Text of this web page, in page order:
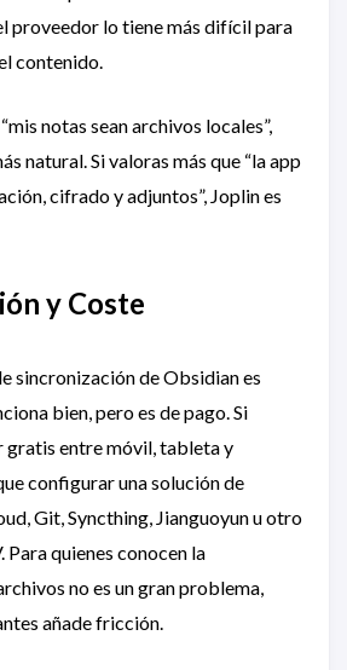
proveedor lo tiene más difícil para
contenido.
notas sean archivos locales”,
natural. Si valoras más que “la app
cifrado y adjuntos”, Joplin es
y Coste
sincronización de Obsidian es
bien, pero es de pago. Si
gratis entre móvil, tableta y
configurar una solución de
Git, Syncthing, Jianguoyun u otro
quienes conocen la
no es un gran problema,
añade fricción.